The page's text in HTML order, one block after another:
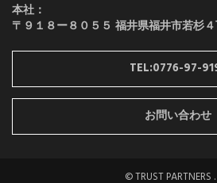
本社：
〒９１８ー８０５５ 福井県福井市若杉
TEL:0776-97-
お問い合わせ
© TRUST PARTNERS